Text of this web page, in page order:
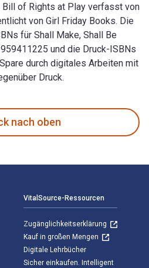
Bill of Rights at Play verfasst von
von Girl Friday Books. Die
für Shall Make, Shall Be
und die Druck-ISBNs
durch digitales Arbeiten mit
Druck.
nach oben
VitalSource-Ressourcen
Zugänglichkeitserklärung
Kauf in großen Mengen
Digitale Lehrbücher
Sicher einkaufen. Intelligent